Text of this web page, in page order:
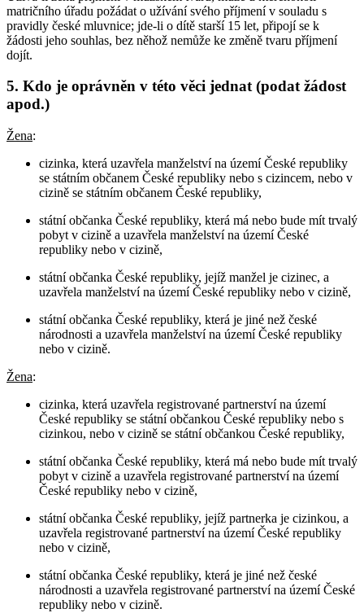
matričního úřadu požádat o užívání svého příjmení v souladu s
pravidly české mluvnice; jde-li o dítě starší 15 let, připojí se k
žádosti jeho souhlas, bez něhož nemůže ke změně tvaru příjmení
dojít.
5. Kdo je oprávněn v této věci jednat (podat žádost
apod.)
Žena:
cizinka, která uzavřela manželství na území České republiky
se státním občanem České republiky nebo s cizincem, nebo v
cizině se státním občanem České republiky,
státní občanka České republiky, která má nebo bude mít trvalý
pobyt v cizině a uzavřela manželství na území České
republiky nebo v cizině,
státní občanka České republiky, jejíž manžel je cizinec, a
uzavřela manželství na území České republiky nebo v cizině,
státní občanka České republiky, která je jiné než české
národnosti a uzavřela manželství na území České republiky
nebo v cizině.
Žena:
cizinka, která uzavřela registrované partnerství na území
České republiky se státní občankou České republiky nebo s
cizinkou, nebo v cizině se státní občankou České republiky,
státní občanka České republiky, která má nebo bude mít trvalý
pobyt v cizině a uzavřela registrované partnerství na území
České republiky nebo v cizině,
státní občanka České republiky, jejíž partnerka je cizinkou, a
uzavřela registrované partnerství na území České republiky
nebo v cizině,
státní občanka České republiky, která je jiné než české
národnosti a uzavřela registrované partnerství na území České
republiky nebo v cizině.